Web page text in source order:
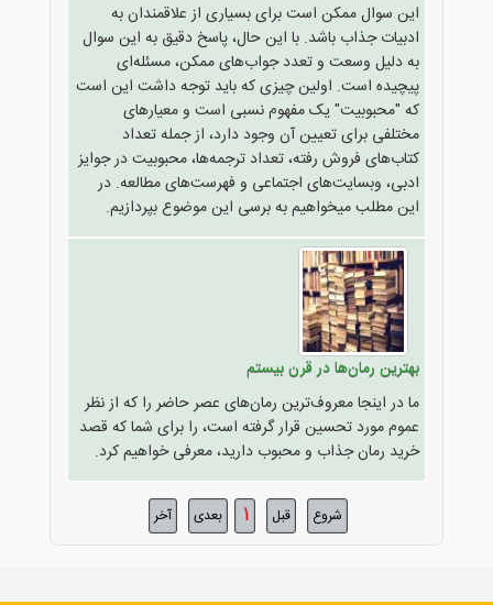
این سوال ممکن است برای بسیاری از علاقمندان به
ادبیات جذاب باشد. با این حال، پاسخ دقیق به این سوال
به دلیل وسعت و تعدد جواب‌های ممکن، مسئله‌ای
پیچیده است. اولین چیزی که باید توجه داشت این است
که "محبوبیت" یک مفهوم نسبی است و معیارهای
مختلفی برای تعیین آن وجود دارد، از جمله تعداد
کتاب‌های فروش رفته، تعداد ترجمه‌ها، محبوبیت در جوایز
ادبی، وبسایت‌های اجتماعی و فهرست‌های مطالعه. در
این مطلب میخواهیم به برسی این موضوع بپردازیم.
بهترین رمان‌ها در قرن بیستم
ما در اینجا معروف‌ترین رمان‌های عصر حاضر را که از نظر
عموم مورد تحسین قرار گرفته است، را برای شما که قصد
خرید رمان جذاب و محبوب دارید، معرفی خواهیم کرد.
شروع قبل 1 بعدی آخر